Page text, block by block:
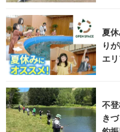
夏
り
エ
不
き